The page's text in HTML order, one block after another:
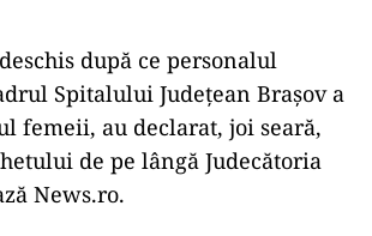
după ce personalul
Spitalului Judeţean Braşov a
femeii, au declarat, joi seară,
de pe lângă Judecătoria
News.ro.